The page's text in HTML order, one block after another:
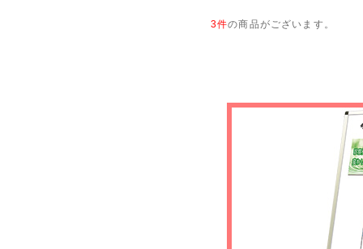
3件の商品がございます。